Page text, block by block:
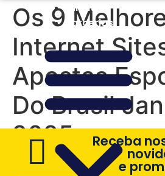
Clientes
Parcerias
Os 9
Internet
Apostas
Do Brasil
2025
Receba
e